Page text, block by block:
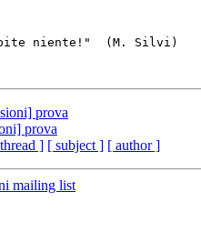
niente!"  (M. Silvi)
prova
prova
] [ subject ] [ author ]
mailing list